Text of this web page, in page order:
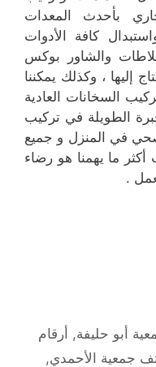
بأحدث المعدات
كافة الأدوات
والشاور بوكس
إليها ، وكذلك يمكننا
السخانات العادية
الطويلة في تركيب
في المنزل و جميع
ما يهمنا هو رضاء
.
أبو حليفة, أرقام
جمعية الأحمدي,